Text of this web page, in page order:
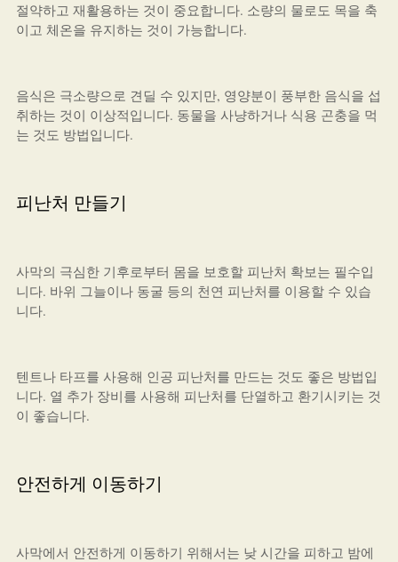
절약하고 재활용하는 것이 중요합니다. 소량의 물로도 목을 축
이고 체온을 유지하는 것이 가능합니다.
음식은 극소량으로 견딜 수 있지만, 영양분이 풍부한 음식을 섭
취하는 것이 이상적입니다. 동물을 사냥하거나 식용 곤충을 먹
는 것도 방법입니다.
피난처 만들기
사막의 극심한 기후로부터 몸을 보호할 피난처 확보는 필수입
니다. 바위 그늘이나 동굴 등의 천연 피난처를 이용할 수 있습
니다.
텐트나 타프를 사용해 인공 피난처를 만드는 것도 좋은 방법입
니다. 열 추가 장비를 사용해 피난처를 단열하고 환기시키는 것
이 좋습니다.
안전하게 이동하기
사막에서 안전하게 이동하기 위해서는 낮 시간을 피하고 밤에